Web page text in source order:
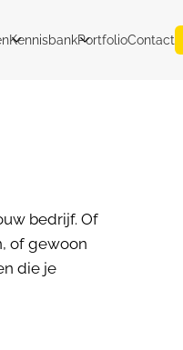
KennisbankPortfolioContact
bedrijf. Of
of gewoon
die je